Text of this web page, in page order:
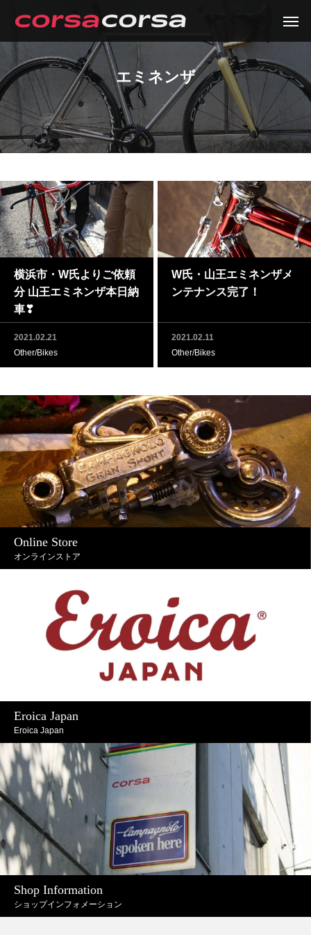
エミネンザ
横浜市・W氏よりご依頼
分 山王エミネンザ本日納
車❣
2021.02.21
Other/Bikes
W氏・山王エミネンザメ
ンテナンス完了！
2021.02.11
Other/Bikes
Online Store
オンラインストア
Eroica Japan
Eroica Japan
Shop Information
ショップインフォメーション